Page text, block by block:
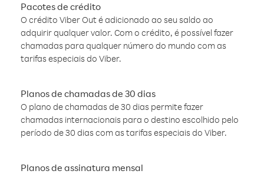
Pacotes de crédito
O crédito Viber Out é adicionado ao seu saldo ao
adquirir qualquer valor. Com o crédito, é possível fazer
chamadas para qualquer número do mundo com as
tarifas especiais do Viber.
Planos de chamadas de 30 dias
O plano de chamadas de 30 dias permite fazer
chamadas internacionais para o destino escolhido pelo
período de 30 dias com as tarifas especiais do Viber.
Planos de assinatura mensal